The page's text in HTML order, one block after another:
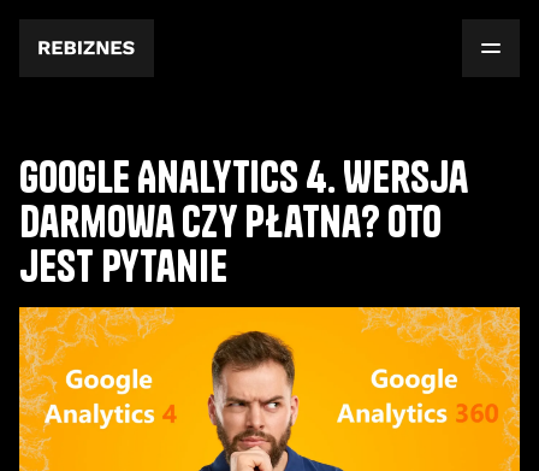
Google Analytics 4. Wersja
darmowa czy płatna? Oto
jest pytanie